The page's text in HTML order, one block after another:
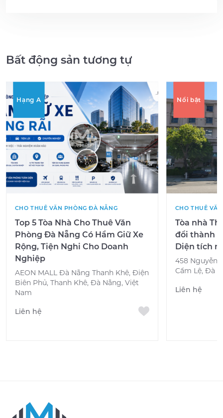
Bất động sản tương tự
Hạng A
CHO THUÊ VĂN PHÒNG ĐÀ NẴNG
Top 5 Tòa Nhà Cho Thuê Văn
Phòng Đà Nẵng Có Hầm Giữ Xe
Rộng, Tiện Nghi Cho Doanh
Nghiệp
AEON MALL Đà Nẵng Thanh Khê, Điện
Biên Phủ, Thanh Khê, Đà Nẵng, Việt
Nam
Liên hệ
Nổi bật
CHO THUÊ
Tòa nhà
đổi thành
Diện tích
458 Nguyễn
Cẩm Lệ, Đà
Liên hệ